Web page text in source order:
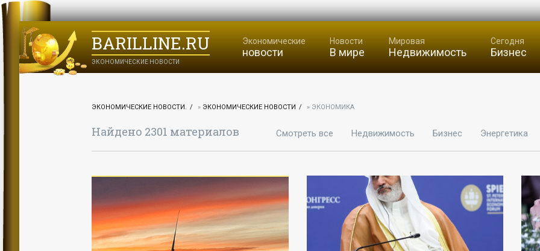
BARILLINE.RU
ЭКОНОМИЧЕСКИЕ НОВОСТИ
Экономические
новости
Новости
В мире
Мировая
Недвижимость
Сегодня
Бизнес
ЭКОНОМИЧЕСКИЕ НОВОСТИ. » ЭКОНОМИЧЕСКИЕ НОВОСТИ » ЭКОНОМИКА
Найдено 2301 материалов Смотреть все Недвижимость Бизнес Энергетика